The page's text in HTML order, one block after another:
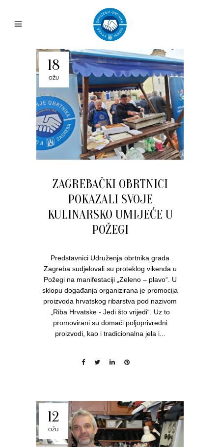
18
OŽU
ZAGREBAČKI OBRTNICI
POKAZALI SVOJE
KULINARSKO UMIJEĆE U
POŽEGI
Predstavnici Udruženja obrtnika grada
Zagreba sudjelovali su proteklog vikenda u
Požegi na manifestaciji „Zeleno – plavo“. U
sklopu događanja organizirana je promocija
proizvoda hrvatskog ribarstva pod nazivom
„Riba Hrvatske - Jedi što vrijedi“. Uz to
promovirani su domaći poljoprivredni
proizvodi, kao i tradicionalna jela i...
12
OŽU